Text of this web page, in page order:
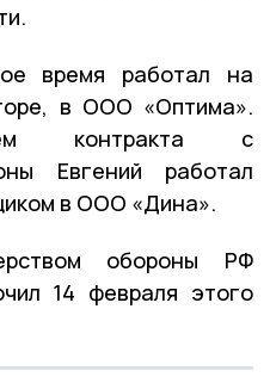
время работал на
в ООО «Оптима».
контракта с
Евгений работал
в ООО «Дина».
обороны РФ
14 февраля этого